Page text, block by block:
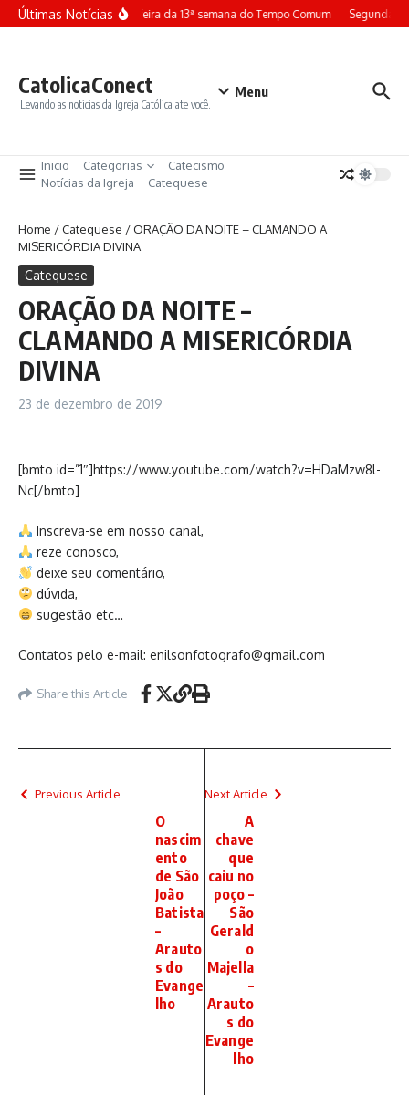
Ir para o conteúdo
Últimas NotíciasTerça-feira da 13ª semana do Tempo Comum Segunda-
CatolicaConect
Levando as noticias da Igreja Católica ate você.
Menu
Inicio Categorias
Catecismo
Notícias da Igreja
Catequese
Home /Catequese /ORAÇÃO DA NOITE – CLAMANDO A
MISERICÓRDIA DIVINA
Catequese
ORAÇÃO DA NOITE –
CLAMANDO A MISERICÓRDIA
DIVINA
23 de dezembro de 2019
[bmto id=”1″]https://www.youtube.com/watch?v=HDaMzw8l-
Nc[/bmto]
Inscreva-se em nosso canal,
reze conosco,
deixe seu comentário,
dúvida,
sugestão etc…
Contatos pelo e-mail: enilsonfotografo@gmail.com
Share this Article
Previous Article
O
nascim
ento
de São
João
Batista
–
Arauto
s do
Evange
lho
Next Article
A
chave
que
caiu no
poço –
São
Gerald
o
Majella
–
Arauto
s do
Evange
lho